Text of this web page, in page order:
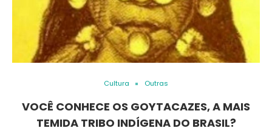
Cultura Outras
VOCÊ CONHECE OS GOYTACAZES, A MAIS
TEMIDA TRIBO INDÍGENA DO BRASIL?